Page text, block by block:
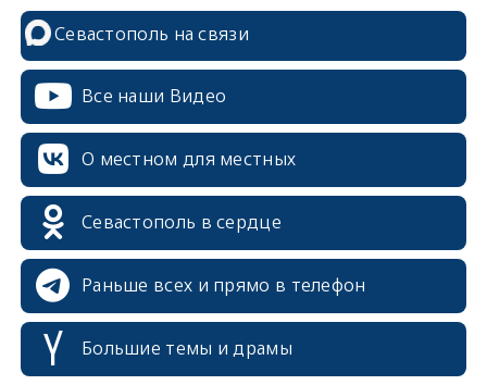
Севастополь на связи
Все наши Видео
О местном для местных
Севастополь в сердце
Раньше всех и прямо в телефон
Большие темы и драмы